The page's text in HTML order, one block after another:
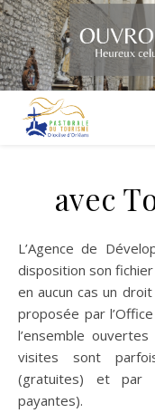
avec
L’Agence de Développement du Tourisme met à notre
disposition son fichier
en aucun cas un
proposée par
l’ensemble
visites sont
(gratuites) et par
payantes).